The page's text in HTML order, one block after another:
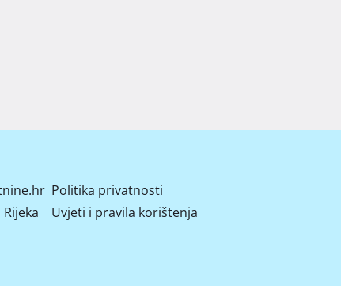
Politika privatnosti
Uvjeti i pravila korištenja